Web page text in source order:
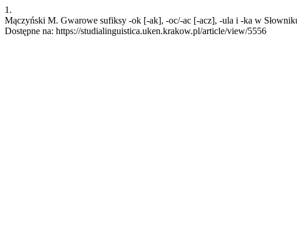
1.
Mączyński M. Gwarowe sufiksy -ok [-ak], -oc/-ac [-acz], -ula i -ka w
Dostępne na: https://studialinguistica.uken.krakow.pl/article/view/5556